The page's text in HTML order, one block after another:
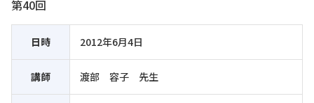
第40回
日時 2012年6月4日
講師 渡部 容子 先生